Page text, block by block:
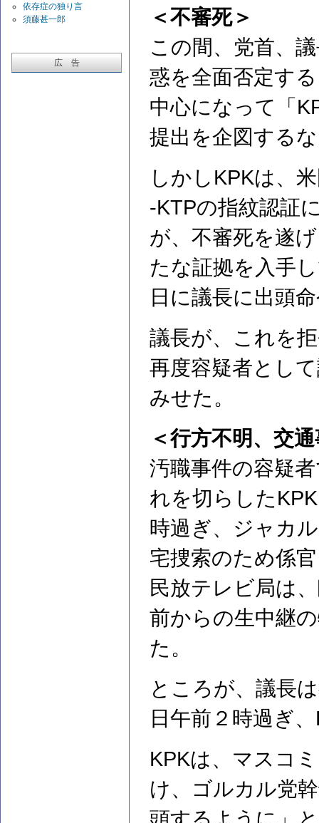
依存症の独り言
須藤甚一郎
広 告
＜不審死＞
この間、党首、
惑を全面否定す
中心になって「
提出を企図する
しかしKPKは、
-KTPの指紋認証
が、不審死を遂
たな証拠を入手
日に議長に出頭
議長が、これを
再度容疑者とし
みせた。
＜行方不明、交
汚職事件の容疑
れを切らした
時過ぎ、ジャカ
宅捜索のため係
民放テレビ局は
前からの生中継
た。
ところが、議長
日午前２時過ぎ
KPKは、マスコ
け、ゴルカル党